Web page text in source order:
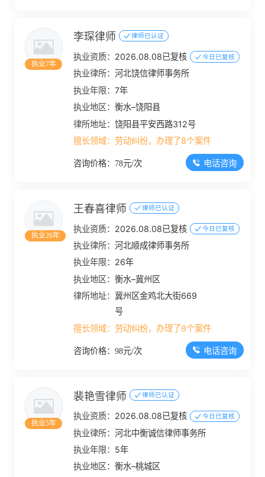
执业7年
李琛律师 律师已认证
执业资质： 2026.08.08已复核 今日已复核
执业律所：河北饶信律师事务所
执业年限：7年
执业地区：衡水–饶阳县
律所地址：饶阳县平安西路312号
擅长领域：劳动纠纷，办理了8个案件
咨询价格：78元/次 电话咨询
执业26年
王春喜律师 律师已认证
执业资质： 2026.08.08已复核 今日已复核
执业律所：河北顺成律师事务所
执业年限： 26年
执业地区：衡水–冀州区
律所地址： 冀州区金鸡北大街669
号
擅长领域：劳动纠纷，办理了8个案件
咨询价格：98元/次 电话咨询
执业5年
裴艳雪律师 律师已认证
执业资质： 2026.08.08已复核 今日已复核
执业律所：河北中衡诚信律师事务所
执业年限： 5年
执业地区：衡水–桃城区